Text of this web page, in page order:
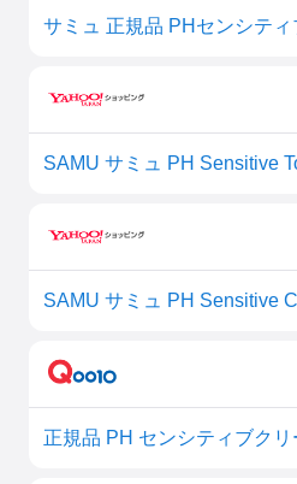
SAMU サミュ PH Sensitive
SAMU サミュ PH Sensitive